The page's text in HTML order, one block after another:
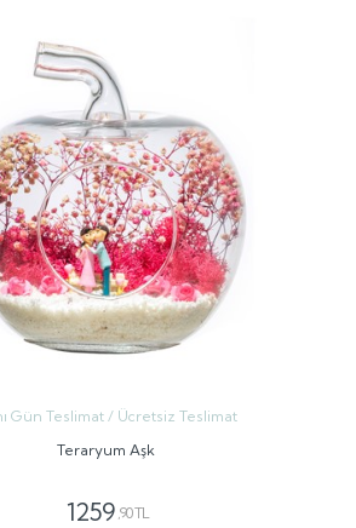
Gün Teslimat / Ücretsiz Teslimat
Teraryum Aşk
1259 ,90 TL